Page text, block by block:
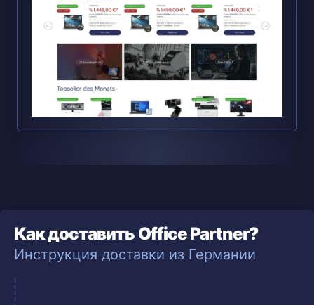
Как доставить Office Partner?
Инструкция доставки из Германии